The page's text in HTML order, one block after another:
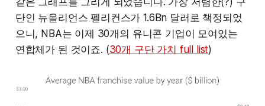
단인 뉴올리언스 펠리컨스가 1.6Bn 달러로 책정되었
으니, NBA는 이제 30개의 유니콘 기업이 모여있는
연합체가 된 것이죠. (30개 구단 가치 full list)